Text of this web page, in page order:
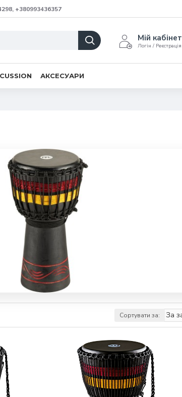
+380993436357
Мій кабінет
Логін / Реєстрація
АКСЕСУАРИ
Сортувати за: